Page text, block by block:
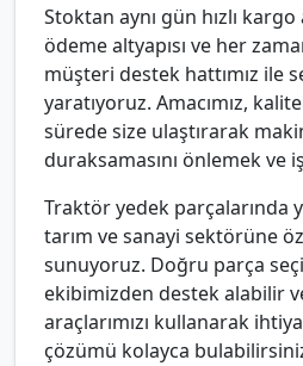
Stoktan aynı gün hızlı
ödeme altyapısı ve her
müşteri destek hattımız ile
yaratıyoruz. Amacımız,
sürede size ulaştırarak
duraksamasını önlemek ve
Traktör yedek parçalarında
tarım ve sanayi sektörüne
sunuyoruz. Doğru parça
ekibimizden destek alabilir
araçlarımızı kullanarak
çözümü kolayca